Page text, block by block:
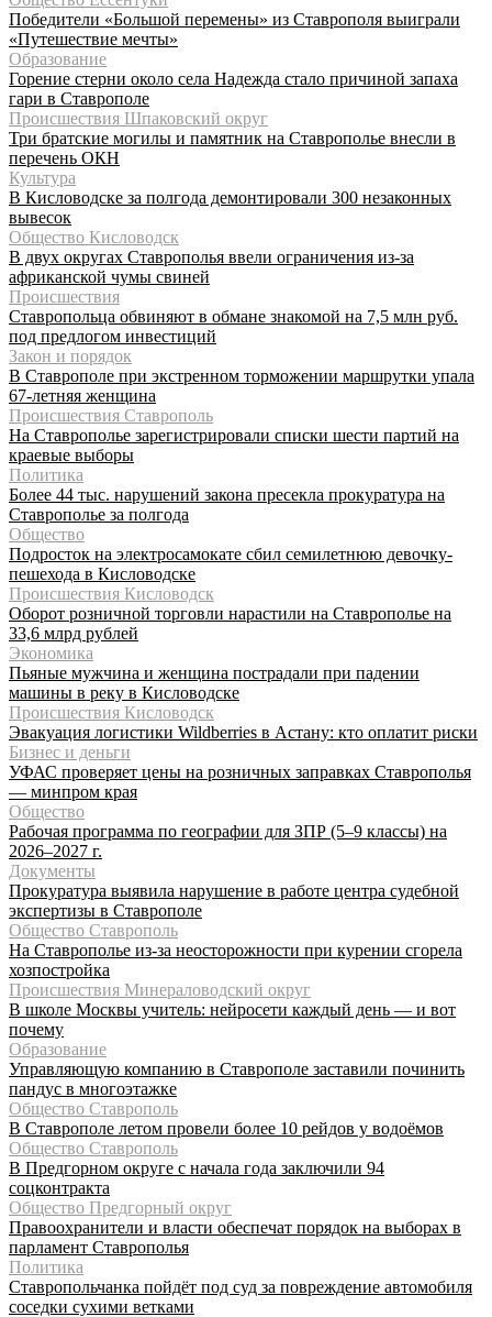
Победители «Большой перемены» из Ставрополя выиграли
«Путешествие мечты»
Образование
Горение стерни около села Надежда стало причиной запаха
гари в Ставрополе
Происшествия Шпаковский округ
Три братские могилы и памятник на Ставрополье внесли в
перечень ОКН
Культура
В Кисловодске за полгода демонтировали 300 незаконных
вывесок
Общество Кисловодск
В двух округах Ставрополья ввели ограничения из-за
африканской чумы свиней
Происшествия
Ставропольца обвиняют в обмане знакомой на 7,5 млн руб.
под предлогом инвестиций
Закон и порядок
В Ставрополе при экстренном торможении маршрутки упала
67-летняя женщина
Происшествия Ставрополь
На Ставрополье зарегистрировали списки шести партий на
краевые выборы
Политика
Более 44 тыс. нарушений закона пресекла прокуратура на
Ставрополье за полгода
Общество
Подросток на электросамокате сбил семилетнюю девочку-
пешехода в Кисловодске
Происшествия Кисловодск
Оборот розничной торговли нарастили на Ставрополье на
33,6 млрд рублей
Экономика
Пьяные мужчина и женщина пострадали при падении
машины в реку в Кисловодске
Происшествия Кисловодск
Эвакуация логистики Wildberries в Астану: кто оплатит риски
Бизнес и деньги
УФАС проверяет цены на розничных заправках Ставрополья
— минпром края
Общество
Рабочая программа по географии для ЗПР (5–9 классы) на
2026–2027 г.
Документы
Прокуратура выявила нарушение в работе центра судебной
экспертизы в Ставрополе
Общество Ставрополь
На Ставрополье из-за неосторожности при курении сгорела
хозпостройка
Происшествия Минераловодский округ
В школе Москвы учитель: нейросети каждый день — и вот
почему
Образование
Управляющую компанию в Ставрополе заставили починить
пандус в многоэтажке
Общество Ставрополь
В Ставрополе летом провели более 10 рейдов у водоёмов
Общество Ставрополь
В Предгорном округе с начала года заключили 94
соцконтракта
Общество Предгорный округ
Правоохранители и власти обеспечат порядок на выборах в
парламент Ставрополья
Политика
Ставропольчанка пойдёт под суд за повреждение автомобиля
соседки сухими ветками